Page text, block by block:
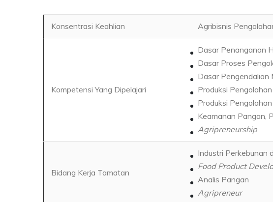
Konsentrasi Keahlian Agribisnis
Kompetensi Yang Dipelajari
Dasar Penanganan
Dasar Proses
Dasar Pengendalian
Produksi
Produksi
Keamanan Pangan,
Agripreneurship
Bidang Kerja Tamatan
Industri Perkebunan
Food Product
Analis Pangan
Agripreneur